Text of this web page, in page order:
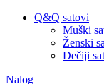
Q&Q satovi
Muški
Ženski
Dečiji
Nalog